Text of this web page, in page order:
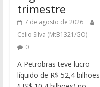
trimestre
7 de agosto de 2026
Célio Silva (MtB1321/GO)
0
A Petrobras teve lucro
líquido de R$ 52,4 bilhões